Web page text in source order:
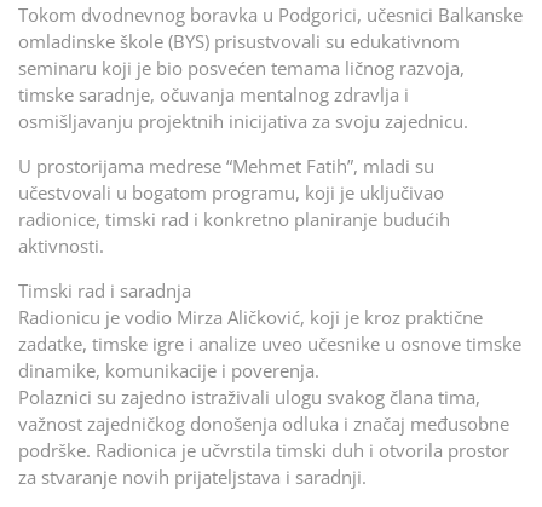
Tokom dvodnevnog boravka u Podgorici, učesnici Balkanske
omladinske škole (BYS) prisustvovali su edukativnom
seminaru koji je bio posvećen temama ličnog razvoja,
timske saradnje, očuvanja mentalnog zdravlja i
osmišljavanju projektnih inicijativa za svoju zajednicu.
U prostorijama medrese “Mehmet Fatih”, mladi su
učestvovali u bogatom programu, koji je uključivao
radionice, timski rad i konkretno planiranje budućih
aktivnosti.
Timski rad i saradnja
Radionicu je vodio Mirza Aličković, koji je kroz praktične
zadatke, timske igre i analize uveo učesnike u osnove timske
dinamike, komunikacije i poverenja.
Polaznici su zajedno istraživali ulogu svakog člana tima,
važnost zajedničkog donošenja odluka i značaj međusobne
podrške. Radionica je učvrstila timski duh i otvorila prostor
za stvaranje novih prijateljstava i saradnji.